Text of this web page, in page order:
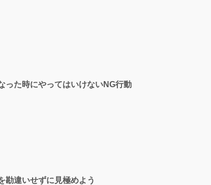
った時にやってはいけないNG行動
勘違いせずに見極めよう